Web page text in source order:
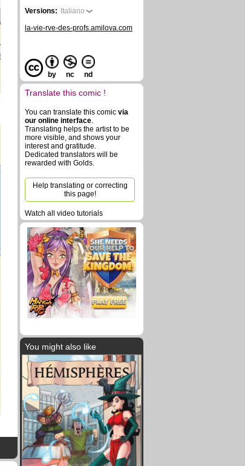
Versions:
Italiano
la-vie-rve-des-profs.amilova.com
by nc nd
Translate this comic !
You can translate this comic via
our online interface.
Translating helps the artist to be
more visible, and shows your
interest and gratitude.
Dedicated translators will be
rewarded with Golds.
Help translating or correcting
this page!
Watch all video tutorials
You might also like